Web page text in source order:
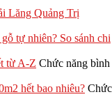
Lăng Quảng Trị
tự nhiên? So sánh chi
từ A-Z Chức năng bình
hết bao nhiêu? Chức